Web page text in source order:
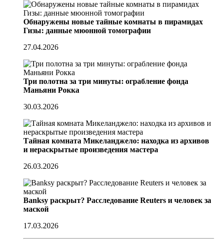
Обнаружены новые тайные комнаты в пирамидах
Гизы: данные мюонной томографии
27.04.2026
Три полотна за три минуты: ограбление фонда
Маньяни Рокка
30.03.2026
Тайная комната Микеланджело: находка из архивов
и нераскрытые произведения мастера
26.03.2026
Banksy раскрыт? Расследование Reuters и человек за
маской
17.03.2026